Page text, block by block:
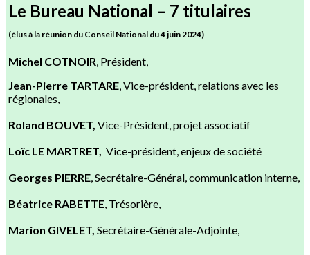
Le Bureau National – 7 titulaires
(élus à la réunion du Conseil National du 4 juin 2024)
Michel COTNOIR, Président,
Jean-Pierre TARTARE, Vice-président, relations avec les
régionales,
Roland BOUVET, Vice-Président, projet associatif
Loïc LE MARTRET, Vice-président, enjeux de société
Georges PIERRE, Secrétaire-Général, communication interne,
Béatrice RABETTE, Trésorière,
Marion GIVELET, Secrétaire-Générale-Adjointe,